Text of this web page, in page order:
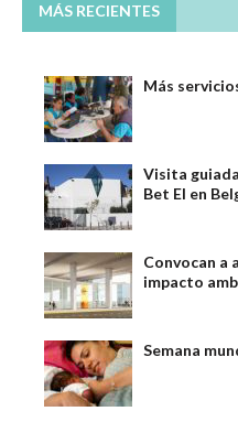
MÁS RECIENTES
Más
Visita
Bet El en
Convocan a
impacto
Semana